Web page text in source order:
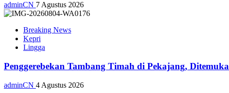
adminCN 7 Agustus 2026
Breaking News
Kepri
Lingga
Penggerebekan Tambang Timah di Pekajang,
adminCN 4 Agustus 2026